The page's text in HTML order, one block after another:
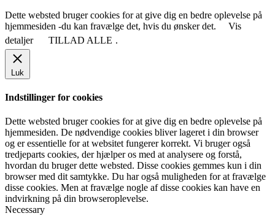
Dette websted bruger cookies for at give dig en bedre oplevelse på
hjemmesiden -du kan fravælge det, hvis du ønsker det.
Vis
detaljer
TILLAD ALLE .
Luk
Indstillinger for cookies
Dette websted bruger cookies for at give dig en bedre oplevelse på
hjemmesiden. De nødvendige cookies bliver lageret i din browser
og er essentielle for at websitet fungerer korrekt. Vi bruger også
tredjeparts cookies, der hjælper os med at analysere og forstå,
hvordan du bruger dette websted. Disse cookies gemmes kun i din
browser med dit samtykke. Du har også muligheden for at fravælge
disse cookies. Men at fravælge nogle af disse cookies kan have en
indvirkning på din browseroplevelse.
Necessary